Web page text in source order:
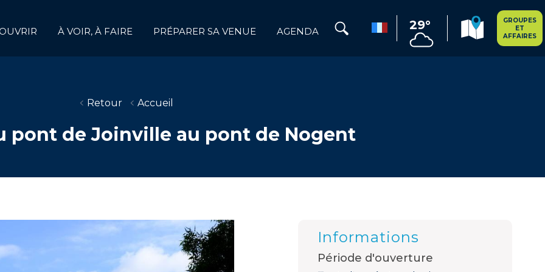
À VOIR, À FAIRE PRÉPARER SA VENUE AGENDA 29°
GROUPES
ET
AFFAIRES
Retour Accueil
pont de Joinville au pont de Nogent
Informations
Période d'ouverture